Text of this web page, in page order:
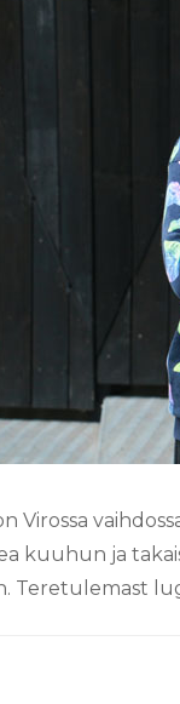
Virossa
kuuhun ja
Teretulemast